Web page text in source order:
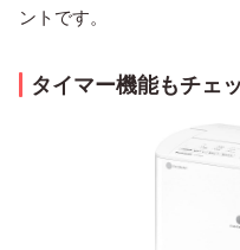
ントです。
タイマー機能もチェ